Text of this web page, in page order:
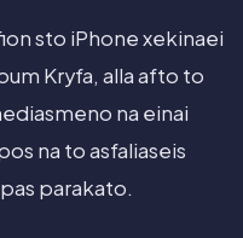
sto iPhone xekinaei
Kryfa, alla afto to
na einai
na to asfaliaseis
parakato.